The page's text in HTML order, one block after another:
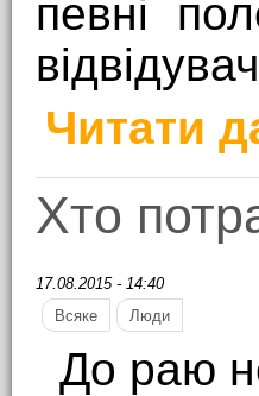
певні
Читати
Хто
17.08.2015 - 14:40
Всяке
Люди
До раю